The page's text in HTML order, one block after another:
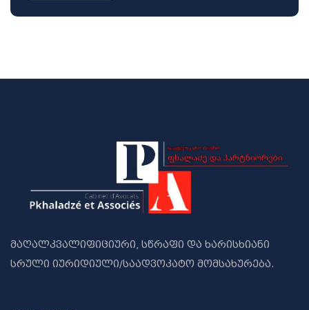
მაღალკვალიფიციური, სწრაფი და ხარისხიანი
სრული იურიდიული/საადვოკატო მომსახურება.